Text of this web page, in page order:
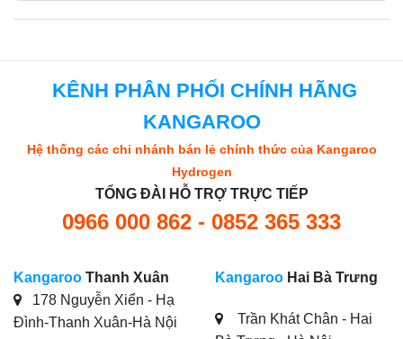
KÊNH PHÂN PHỐI CHÍNH HÃNG
KANGAROO
Hệ thống các chi nhánh bán lẻ chính thức của Kangaroo
Hydrogen
TỔNG ĐÀI HỖ TRỢ TRỰC TIẾP
0966 000 862 - 0852 365 333
Kangaroo Thanh Xuân
178 Nguyễn Xiển - Hạ
Đình-Thanh Xuân-Hà Nội
Kangaroo Hai Bà Trưng
Trần Khát Chân - Hai